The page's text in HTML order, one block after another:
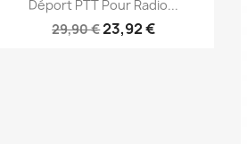
Déport PTT Pour Radio...
29,90 €23,92 €